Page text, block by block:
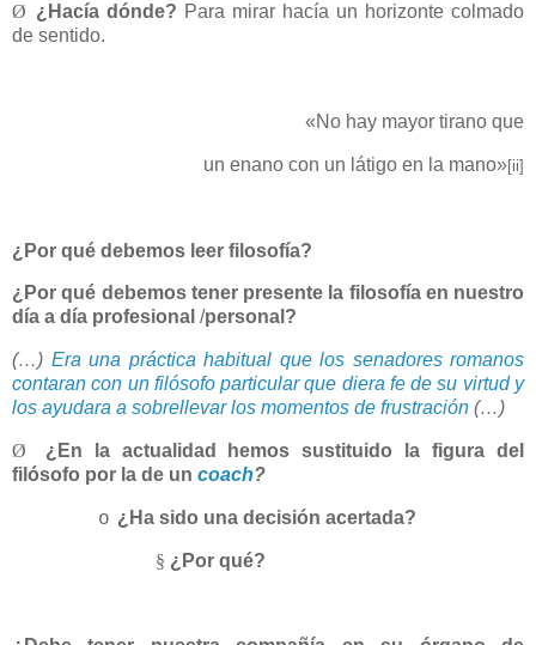
Ø ¿Hacía dónde? Para mirar hacía un horizonte colmado
de sentido.
«No hay mayor tirano que
un enano con un látigo en la mano»[ii]
¿Por qué debemos leer filosofía?
¿Por qué debemos tener presente la filosofía en nuestro
día a día profesional /personal?
(…) Era una práctica habitual que los senadores romanos
contaran con un filósofo particular que diera fe de su virtud y
los ayudara a sobrellevar los momentos de frustración (…)
Ø
¿En la actualidad hemos sustituido la figura del
filósofo por la de un coach?
o ¿Ha sido una decisión acertada?
§ ¿Por qué?